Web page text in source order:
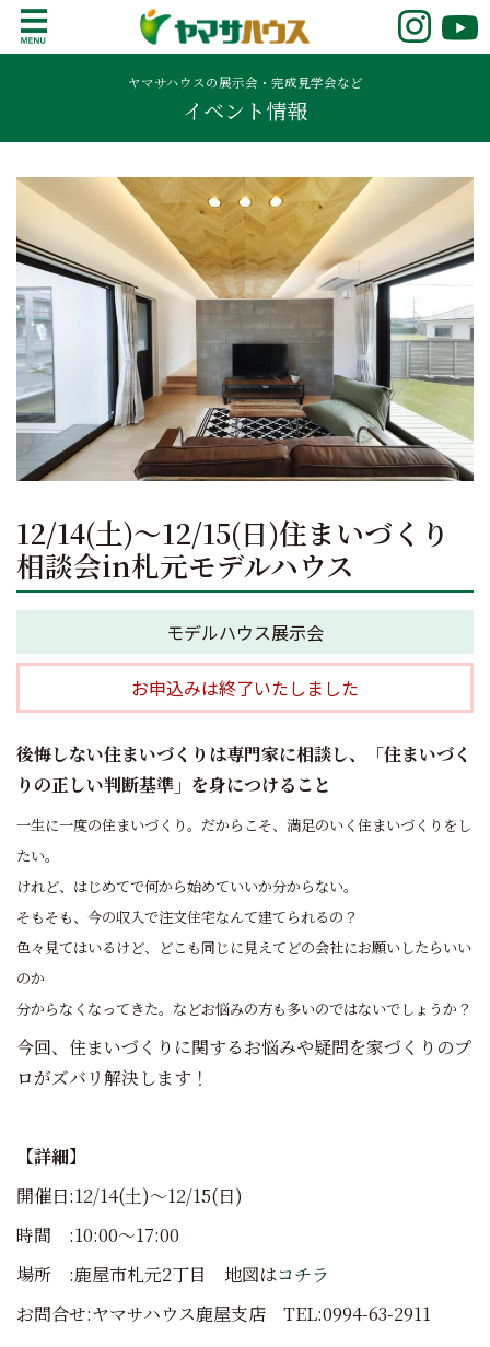
o
鹿児島で注文住宅ならヤマサハウス
新築の注文住宅や建売モデルハウスをお探し
の方はこちら。鹿児島県内で11年連続ナンバ
ーワンの実績を誇る、絆の家でおなじみの
ヤマサハウス。展示場情報や家づくりのこだ
ヤマサハウスの展示会・完成見学会など
イベント情報
12/14(土)～12/15(日)住まいづくり
相談会in札元モデルハウス
モデルハウス展示会
お申込みは終了いたしました
後悔しない住まいづくりは専門家に相談し、「住まいづく
りの正しい判断基準」を身につけること
一生に一度の住まいづくり。だからこそ、満足のいく住まいづくりをし
たい。
けれど、はじめてで何から始めていいか分からない。
そもそも、今の収入で注文住宅なんて建てられるの？
色々見てはいるけど、どこも同じに見えてどの会社にお願いしたらいい
のか
分からなくなってきた。などお悩みの方も多いのではないでしょうか？
今回、住まいづくりに関するお悩みや疑問を家づくりのプ
ロがズバリ解決します！
【詳細】
開催日:12/14(土)～12/15(日)
時間 :10:00～17:00
場所 :鹿屋市札元2丁目 地図はコチラ
お問合せ:ヤマサハウス鹿屋支店 TEL:0994-63-2911